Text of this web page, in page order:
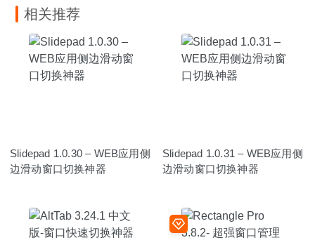
相关推荐
Slidepad 1.0.30 – WEB应用侧
边滑动窗口切换神器
Slidepad 1.0.31 – WEB应用侧
边滑动窗口切换神器